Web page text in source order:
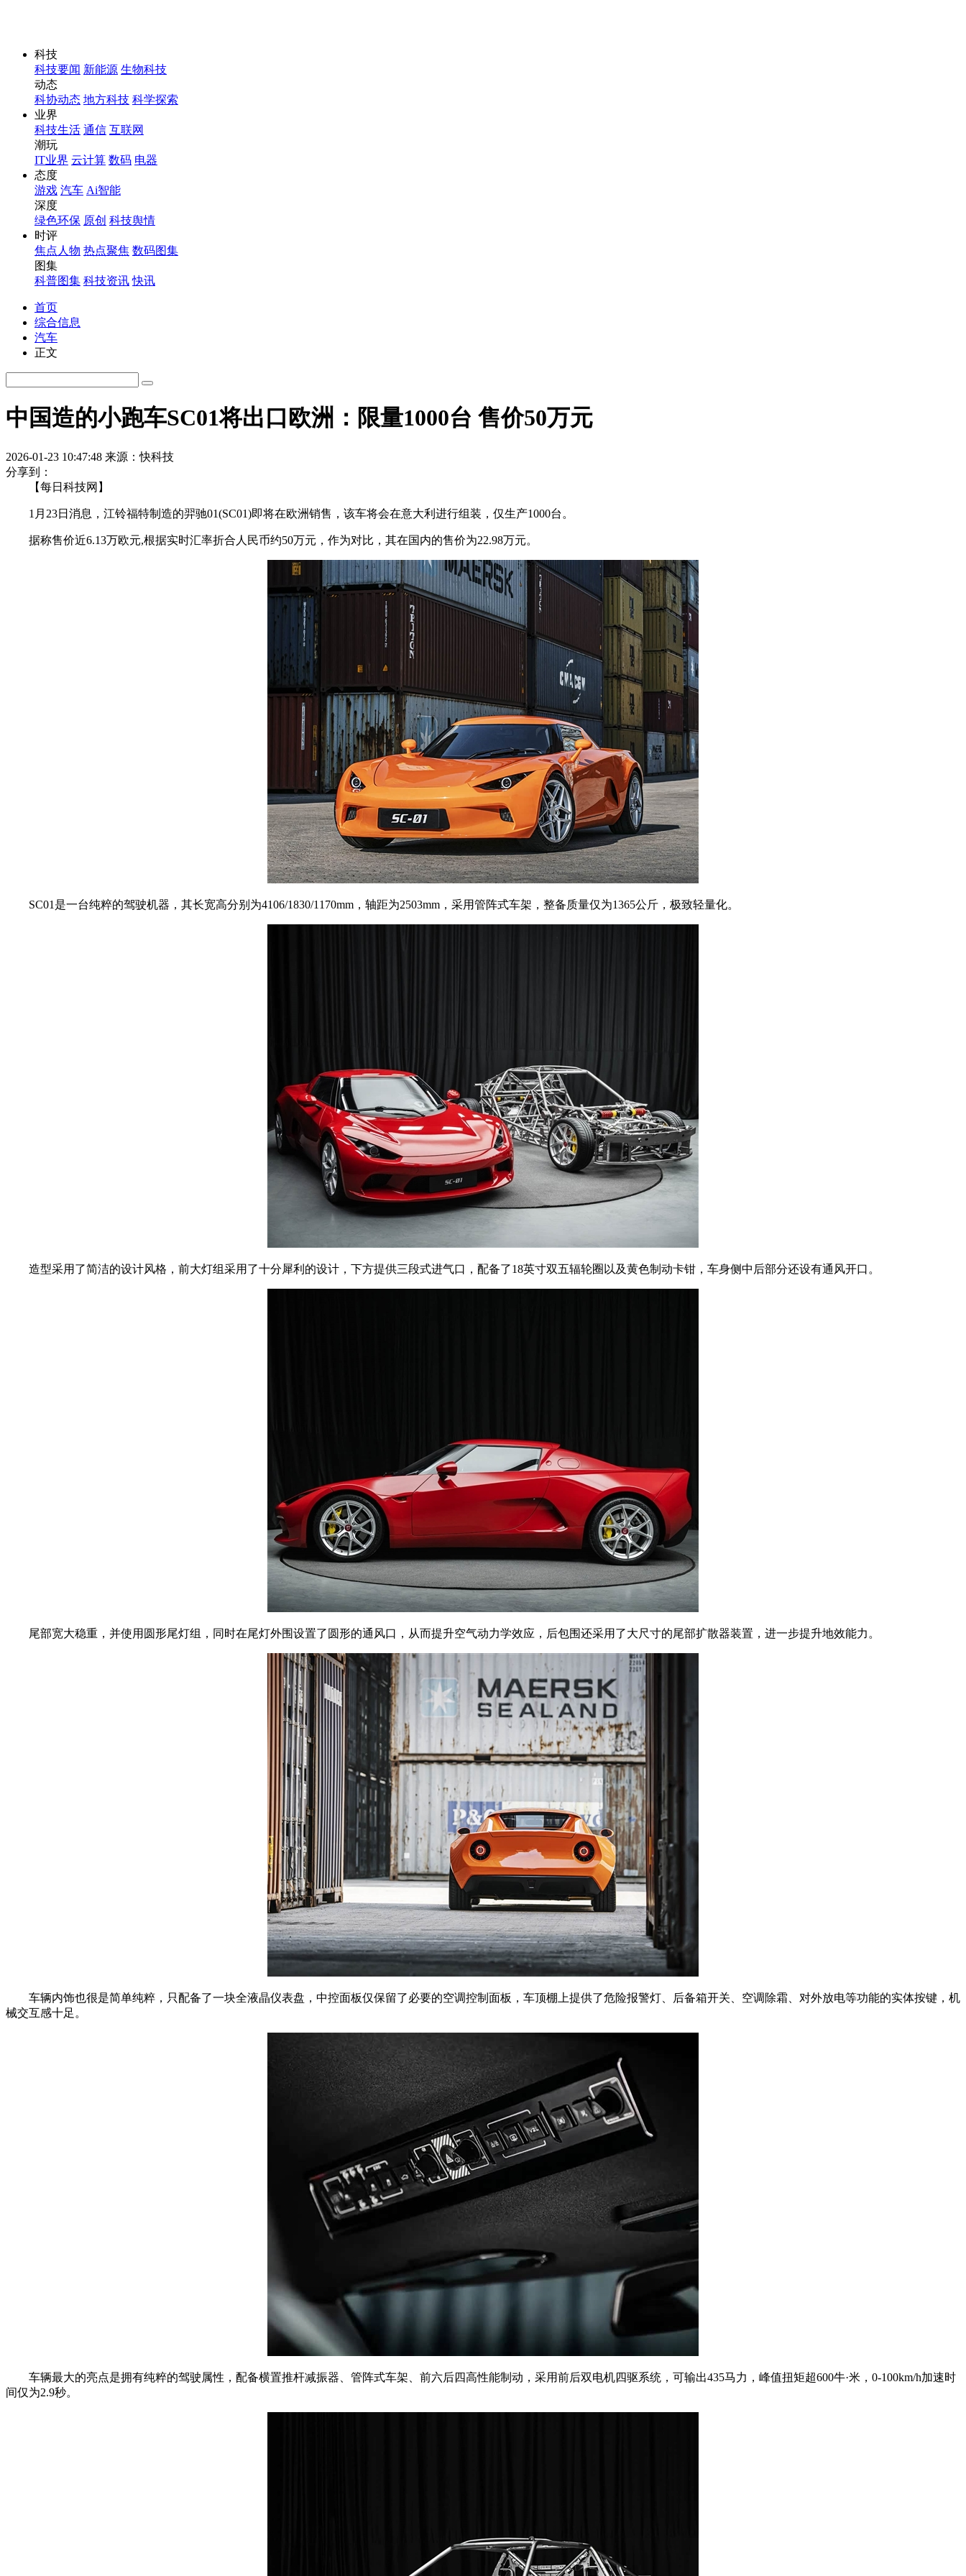
科技
科技要闻 新能源 生物科技
动态
科协动态 地方科技 科学探索
业界
科技生活 通信 互联网
潮玩
IT业界 云计算 数码 电器
态度
游戏 汽车 Ai智能
深度
绿色环保 原创 科技舆情
时评
焦点人物 热点聚焦 数码图集
图集
科普图集 科技资讯 快讯
首页
综合信息
汽车
正文
中国造的小跑车SC01将出口欧洲：限量1000台 售价50万元
2026-01-23 10:47:48 来源：快科技
分享到：
【每日科技网】
1月23日消息，江铃福特制造的羿驰01(SC01)即将在欧洲销售，该车将会在意大利进行组装，仅生产1000台。
据称售价近6.13万欧元,根据实时汇率折合人民币约50万元，作为对比，其在国内的售价为22.98万元。
SC01是一台纯粹的驾驶机器，其长宽高分别为4106/1830/1170mm，轴距为2503mm，采用管阵式车架，整备质量仅为1365公斤，极致轻量化。
造型采用了简洁的设计风格，前大灯组采用了十分犀利的设计，下方提供三段式进气口，配备了18英寸双五辐轮圈以及黄色制动卡钳，车身侧中后部分还设有通风开口。
尾部宽大稳重，并使用圆形尾灯组，同时在尾灯外围设置了圆形的通风口，从而提升空气动力学效应，后包围还采用了大尺寸的尾部扩散器装置，进一步提升地效能力。
车辆内饰也很是简单纯粹，只配备了一块全液晶仪表盘，中控面板仅保留了必要的空调控制面板，车顶棚上提供了危险报警灯、后备箱开关、空调除霜、对外放电等功能的实体按键，机
械交互感十足。
车辆最大的亮点是拥有纯粹的驾驶属性，配备横置推杆减振器、管阵式车架、前六后四高性能制动，采用前后双电机四驱系统，可输出435马力，峰值扭矩超600牛·米，0-100km/h加速时
间仅为2.9秒。